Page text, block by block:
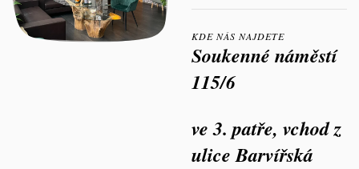
KDE NÁS NAJDETE
Soukenné náměstí
115/6
ve 3. patře, vchod z
ulice Barvířská